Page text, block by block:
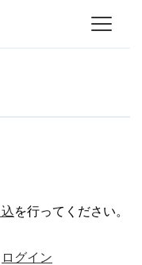
を行ってください。
ログイン